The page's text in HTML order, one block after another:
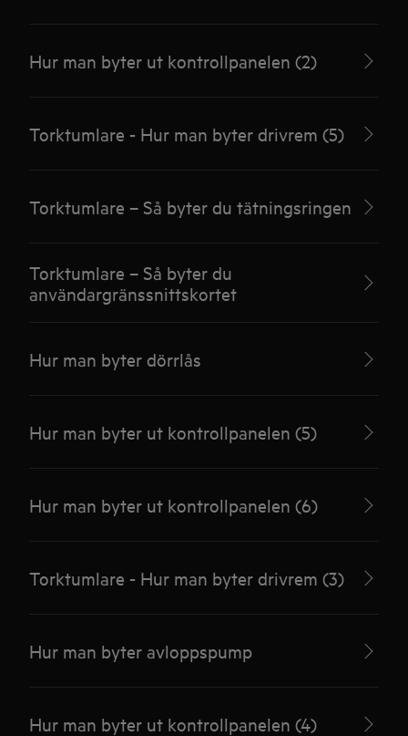
Hur man byter ut kontrollpanelen (2)
Torktumlare - Hur man byter drivrem (5)
Torktumlare – Så byter du tätningsringen
Torktumlare – Så byter du
användargränssnittskortet
Hur man byter dörrlås
Hur man byter ut kontrollpanelen (5)
Hur man byter ut kontrollpanelen (6)
Torktumlare - Hur man byter drivrem (3)
Hur man byter avloppspump
Hur man byter ut kontrollpanelen (4)